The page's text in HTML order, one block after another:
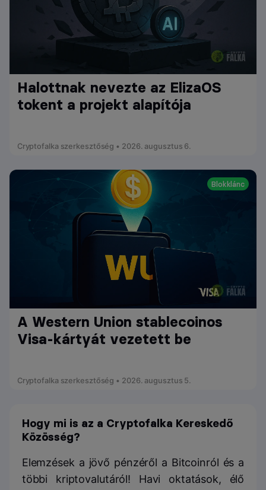
Halottnak nevezte az ElizaOS
tokent a projekt alapítója
Cryptofalka szerkesztőség • 2026. augusztus 6.
Blokklánc
A Western Union stablecoinos
Visa-kártyát vezetett be
Cryptofalka szerkesztőség • 2026. augusztus 5.
Hogy mi is az a Cryptofalka Kereskedő
Közösség?
Elemzések a jövő pénzéről a Bitcoinról és a
többi kriptovalutáról! Havi oktatások, élő